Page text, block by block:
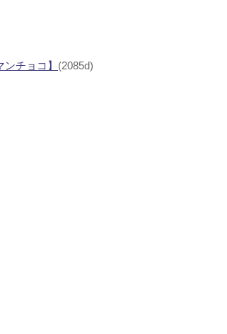
ンチョコ】 (2085d)